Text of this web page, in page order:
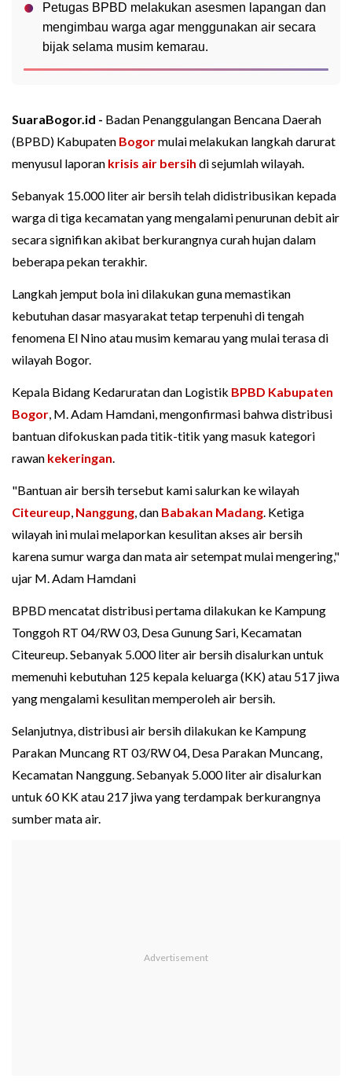
Petugas BPBD melakukan asesmen lapangan dan
mengimbau warga agar menggunakan air secara
bijak selama musim kemarau.
SuaraBogor.id - Badan Penanggulangan Bencana Daerah
(BPBD) Kabupaten Bogormulai melakukan langkah darurat
menyusul laporan krisis air bersih di sejumlah wilayah.
Sebanyak 15.000 liter air bersih telah didistribusikan kepada
warga di tiga kecamatan yang mengalami penurunan debit air
secara signifikan akibat berkurangnya curah hujan dalam
beberapa pekan terakhir.
Langkah jemput bola ini dilakukan guna memastikan
kebutuhan dasar masyarakat tetap terpenuhi di tengah
fenomena El Nino atau musim kemarau yang mulai terasa di
wilayah Bogor.
Kepala Bidang Kedaruratan dan Logistik BPBD Kabupaten
Bogor, M. Adam Hamdani, mengonfirmasi bahwa distribusi
bantuan difokuskan pada titik-titik yang masuk kategori
rawan kekeringan.
"Bantuan air bersih tersebut kami salurkan ke wilayah
Citeureup, Nanggung, dan Babakan Madang. Ketiga
wilayah ini mulai melaporkan kesulitan akses air bersih
karena sumur warga dan mata air setempat mulai mengering,"
ujar M. Adam Hamdani
BPBD mencatat distribusi pertama dilakukan ke Kampung
Tonggoh RT 04/RW 03, Desa Gunung Sari, Kecamatan
Citeureup. Sebanyak 5.000 liter air bersih disalurkan untuk
memenuhi kebutuhan 125 kepala keluarga (KK) atau 517 jiwa
yang mengalami kesulitan memperoleh air bersih.
Selanjutnya, distribusi air bersih dilakukan ke Kampung
Parakan Muncang RT 03/RW 04, Desa Parakan Muncang,
Kecamatan Nanggung. Sebanyak 5.000 liter air disalurkan
untuk 60 KK atau 217 jiwa yang terdampak berkurangnya
sumber mata air.